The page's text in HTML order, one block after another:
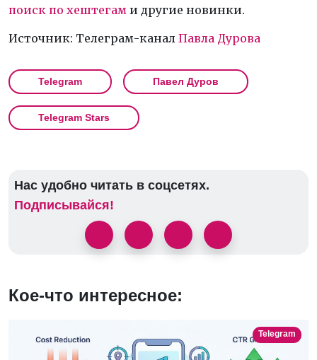
поиск по хештегам и другие новинки.
Источник: Телеграм-канал Павла Дурова
Telegram Павел Дуров
Telegram Stars
Нас удобно читать в соцсетях.
Подписывайся!
Кое-что интересное:
Telegram